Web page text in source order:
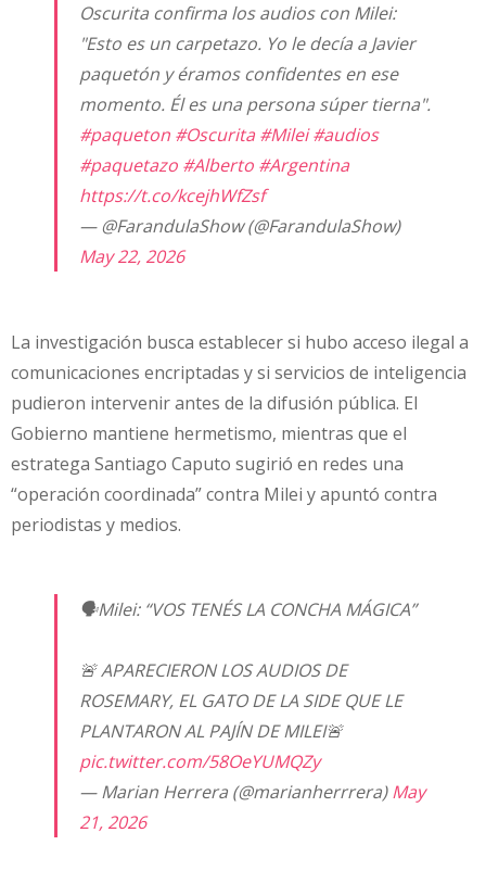
Oscurita confirma los audios con Milei:
"Esto es un carpetazo. Yo le decía a Javier
paquetón y éramos confidentes en ese
momento. Él es una persona súper tierna".
#paqueton #Oscurita #Milei #audios
#paquetazo #Alberto #Argentina
https://t.co/kcejhWfZsf
— @FarandulaShow (@FarandulaShow)
May 22, 2026
La investigación busca establecer si hubo acceso ilegal a
comunicaciones encriptadas y si servicios de inteligencia
pudieron intervenir antes de la difusión pública. El
Gobierno mantiene hermetismo, mientras que el
estratega Santiago Caputo sugirió en redes una
“operación coordinada” contra Milei y apuntó contra
periodistas y medios.
🗣️Milei: “VOS TENÉS LA CONCHA MÁGICA”
🚨 APARECIERON LOS AUDIOS DE
ROSEMARY, EL GATO DE LA SIDE QUE LE
PLANTARON AL PAJÍN DE MILEI🚨
pic.twitter.com/58OeYUMQZy
— Marian Herrera (@marianherrrera)May
21, 2026